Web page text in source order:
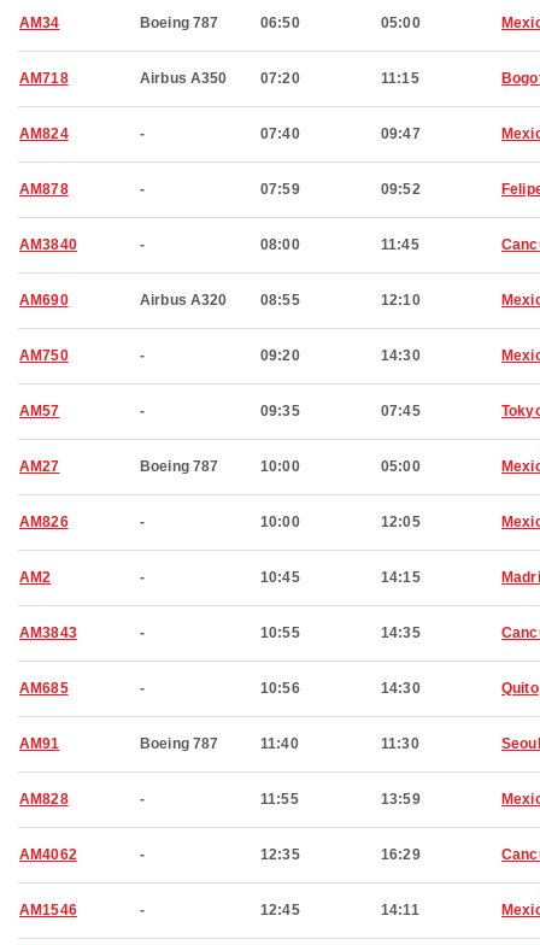
AM34 Boeing 787 06:50 05:00
AM718 Airbus A350 07:20 11:15
AM824 - 07:40 09:47
AM878 - 07:59 09:52
AM3840 - 08:00 11:45
AM690 Airbus A320 08:55 12:10
AM750 - 09:20 14:30
AM57 - 09:35 07:45
AM27 Boeing 787 10:00 05:00
AM826 - 10:00 12:05
AM2 - 10:45 14:15
AM3843 - 10:55 14:35
AM685 - 10:56 14:30 Quito
AM91 Boeing 787 11:40 11:30 Seoul
AM828 - 11:55 13:59
AM4062 - 12:35 16:29
AM1546 - 12:45 14:11